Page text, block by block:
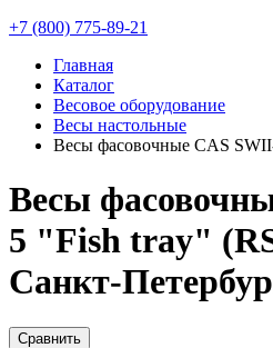
+7 (800) 775-89-21
Главная
Каталог
Весовое оборудование
Весы настольные
Весы фасовочные CAS
Весы
5 "Fish tray"
Санкт-
Сравнить